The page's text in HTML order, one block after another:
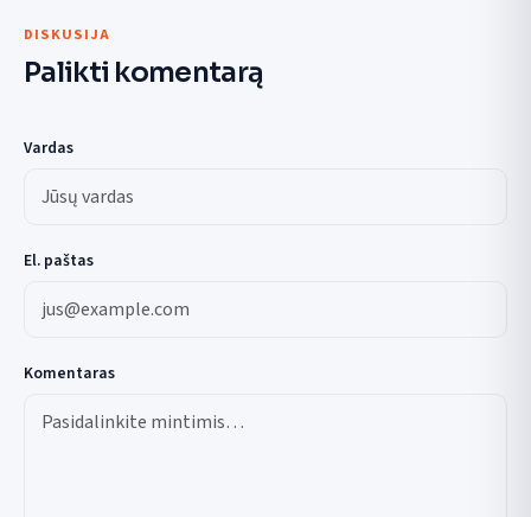
DISKUSIJA
Palikti komentarą
Vardas
El. paštas
Komentaras